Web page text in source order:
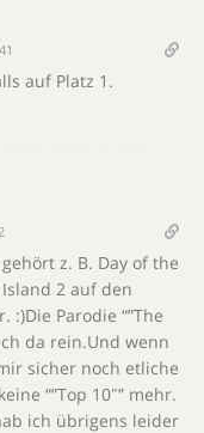
auf Platz 1.
z. B. Day of the
2 auf den
Parodie “”The
da rein.Und wenn
sicher noch etliche
“”Top 10″” mehr.
ich übrigens leider